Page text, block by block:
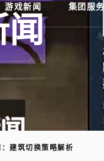
游戏新闻 集团服务
闻
建筑切换策略解析